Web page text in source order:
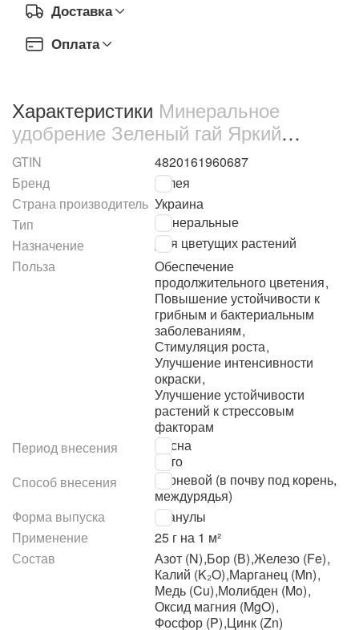
Доставка
Оплата
Характеристики Минеральное
удобрение Зеленый гай Яркий
цветник для роз 10 кг (66889)
GTIN
4820161960687
Бренд
Гилея
Страна производитель Украина
Тип
Минеральные
Назначение
Для цветущих растений
Польза
Обеспечение
продолжительного цветения,
Повышение устойчивости к
грибным и бактериальным
заболеваниям,
Стимуляция роста,
Улучшение интенсивности
окраски,
Улучшение устойчивости
растений к стрессовым
факторам
Период внесения
Весна
Лето
Способ внесения
Корневой (в почву под корень,
междурядья)
Форма выпуска
Гранулы
Применение
25 г на 1 м²
Состав
Азот (N),Бор (В),Железо (Fe),
Калий (K₂O),Марганец (Mn),
Медь (Cu),Молибден (Mo),
Оксид магния (MgO),
Фосфор (P),Цинк (Zn)